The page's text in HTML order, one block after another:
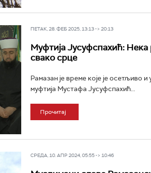
ПЕТАК, 28. ФЕБ 2025, 13:13 -> 20:13
Муфтија Јусуфспахић:
свако срце
Рамазан је време које је осетљиво
муфтија Мустафа Јусуфспахић...
Прочитај
СРЕДА, 10. АПР 2024, 05:55 -> 10:46